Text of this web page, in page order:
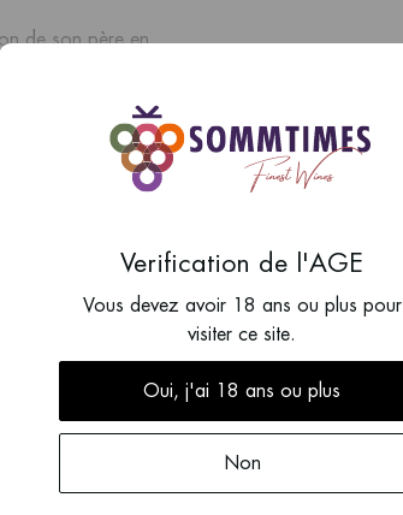
de son père en
caves du
et plus marqué
d'extraction des
La mise en
On y produit des
est l'un des 20
de La Boudriotte
étiquette.
Verification de l'AGE
Vous devez avoir 18 ans ou plus pour
visiter ce site.
Oui, j'ai 18 ans ou plus
Non